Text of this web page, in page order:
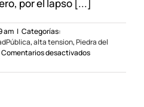
por el lapso [...]
am | Categorías:
,alta tension,Piedra del
Comentarios desactivadosen
programado